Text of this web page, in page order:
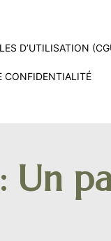
D’UTILISATION
CONFIDENTIALITÉ
Un